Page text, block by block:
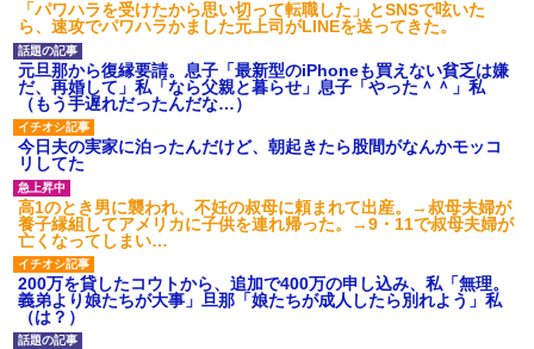
「パワハラを受けたから思い切って転職した」とSNSで呟いた
ら、速攻でパワハラかました元上司がLINEを送ってきた。
元旦那から復縁要請。息子「最新型のiPhoneも買えない貧乏は嫌
だ、再婚して」私「なら父親と暮らせ」息子「やった＾＾」私
（もう手遅れだったんだな…）
今日夫の実家に泊ったんだけど、朝起きたら股間がなんかモッコ
リしてた
高1のとき男に襲われ、不妊の叔母に頼まれて出産。→叔母夫婦が
養子縁組してアメリカに子供を連れ帰った。→9・11で叔母夫婦が
亡くなってしまい…
200万を貸したコウトから、追加で400万の申し込み、私「無理。
義弟より娘たちが大事」旦那「娘たちが成人したら別れよう」私
（は？）